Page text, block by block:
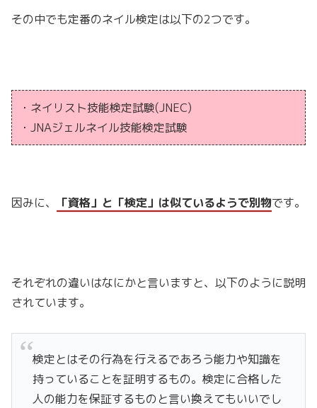
その中でも定番のネイル検定は以下の2つです。
・ネイリスト技能検定試験(JNEC)
・JNAジェルネイル技能検定試験
因みに、 「資格」と「検定」は似ているようで別物です。
それぞれの違いはなにかと言いますと、以下のように説明
されています。
検定とはその行為を行えるであろう能力や知識を
持っていることを証明するもの。検定に合格した
人の能力を保証するものと言い換えてもいいでし